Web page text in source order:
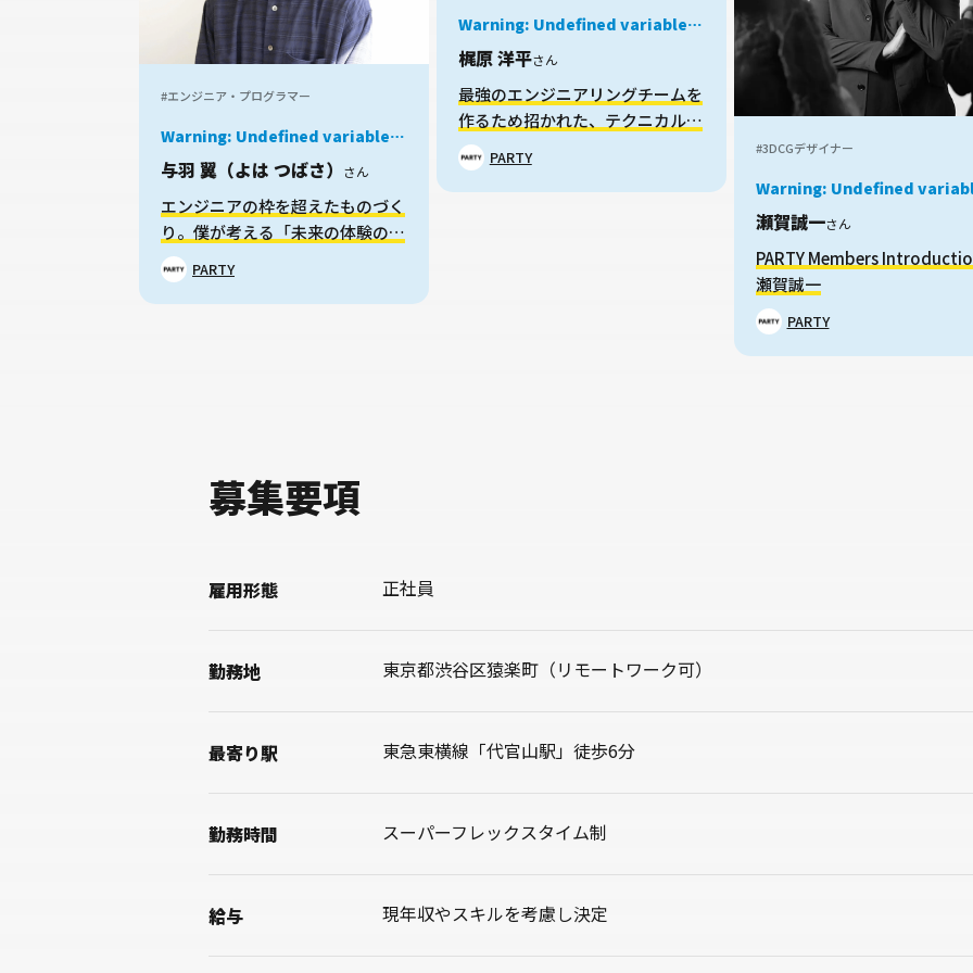
#エンジニア・プログラマー
Warning: Undefined variable
kyu.com/public_html/okanechips/works/wp-
content/themes/sakusaku-
job/parts/story-card.phpon
line38
与羽 翼（よは つばさ） さん
エンジニアの枠を超えたものづく
り。僕が考える「未来の体験の生
み出し方」とは
PARTY
Warning: Undefined variable
kyu.com/public_html/okanechips/works/wp-
content/themes/sakusaku-
job/parts/story-card.phpon
line38
梶原 洋平さん
最強のエンジニアリングチームを
作るため招かれた、テクニカルデ
ィレクターのお話
PARTY #3DCGデザイナー
Warning: Undefined variable
kyu.com/public_html/
content/themes/sakusaku-
job/parts/story-card.php
line38
瀬賀誠一さん
PARTY Members
瀬賀誠一
PARTY
募集要項
雇用形態 正社員
勤務地 東京都渋谷区猿楽町（リモートワーク可）
最寄り駅 東急東横線「代官山駅」徒歩6分
勤務時間 スーパーフレックスタイム制
給与 現年収やスキルを考慮し決定